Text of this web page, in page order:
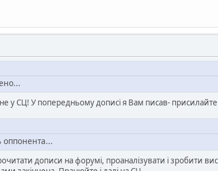
у СЦ! У попередньому дописі я Вам писав-
дописи на форумі, проаналізувати і зробити